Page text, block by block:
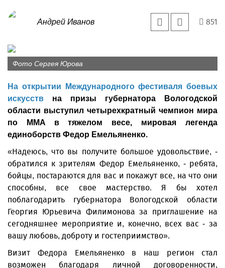
Андрей Иванов 851
Фото Сергея Юрова
На открытии Международного фестиваля боевых
искусств на призы губернатора Вологодской
области выступил четырехкратный чемпион мира
по MMA в тяжелом весе, мировая легенда
единоборств Федор Емельяненко.
«Надеюсь, что вы получите большое удовольствие, -
обратился к зрителям Федор Емельяненко, - ребята,
бойцы, постараются для вас и покажут все, на что они
способны, все свое мастерство. Я бы хотел
поблагодарить губернатора Вологодской области
Георгия Юрьевича Филимонова за приглашение на
сегодняшнее мероприятие и, конечно, всех вас - за
вашу любовь, доброту и гостеприимство».
Визит Федора Емельяненко в наш регион стал
возможен благодаря личной договоренности,